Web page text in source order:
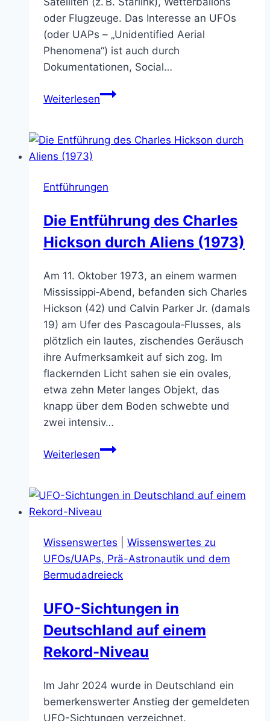
oder Flugzeuge. Das Interesse an UFOs
(oder UAPs – „Unidentified Aerial
Phenomena“) ist auch durch
Dokumentationen, Social…
WeiterlesenIn
sich
Sichtungen
Entführungen
Die Entführung des Charles
Hickson durch Aliens (1973)
Am 11. Oktober 1973, an einem warmen
Mississippi‑Abend, befanden sich Charles
Hickson (42) und Calvin Parker Jr. (damals
19) am Ufer des Pascagoula‑Flusses, als
plötzlich ein lautes, zischendes Geräusch
ihre Aufmerksamkeit auf sich zog. Im
flackernden Licht sahen sie ein ovales,
etwa zehn Meter langes Objekt, das
knapp über dem Boden schwebte und
zwei intensiv…
WeiterlesenDie
Charles
Hickson
Aliens
(1973)
Wissenswertes
Wissenswertes zu
UFOs/UAPs, Prä-Astronautik und dem
Bermudadreieck
UFO-Sichtungen in
Deutschland auf einem
Rekord-Niveau
Im Jahr 2024 wurde in Deutschland ein
bemerkenswerter Anstieg der gemeldeten
UFO-Sichtungen verzeichnet.